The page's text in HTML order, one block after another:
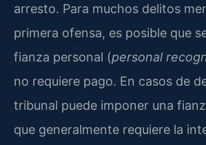
arresto. Para muchos delitos
primera ofensa, es posible que
fianza personal (personal
no requiere pago. En casos de
tribunal puede imponer una
que generalmente requiere la